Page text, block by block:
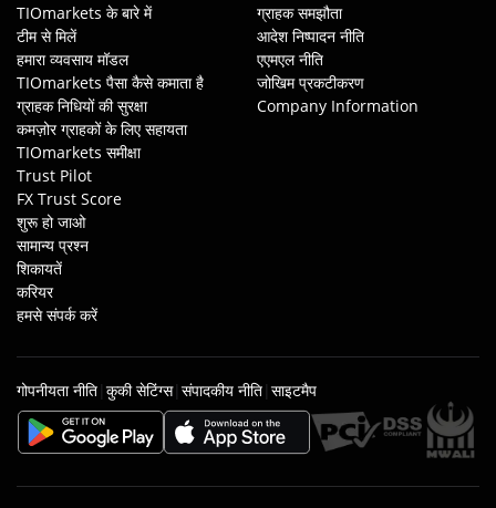
TIOmarkets के बारे में
टीम से मिलें
हमारा व्यवसाय मॉडल
TIOmarkets पैसा कैसे कमाता है
ग्राहक निधियों की सुरक्षा
कमज़ोर ग्राहकों के लिए सहायता
TIOmarkets समीक्षा
Trust Pilot
FX Trust Score
शुरू हो जाओ
सामान्य प्रश्न
शिकायतें
करियर
हमसे संपर्क करें
ग्राहक समझौता
आदेश निष्पादन नीति
एएमएल नीति
जोखिम प्रकटीकरण
Company Information
गोपनीयता नीति| कुकी सेटिंग्स| संपादकीय नीति| साइटमैप